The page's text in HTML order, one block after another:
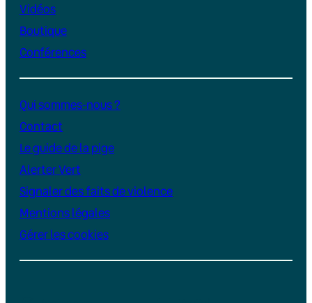
Vidéos
Boutique
Conférences
Qui sommes-nous ?
Contact
Le guide de la pige
Alerter Vert
Signaler des faits de violence
Mentions légales
Gérer les cookies